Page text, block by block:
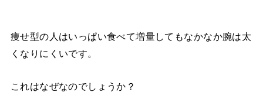
痩せ型の人はいっぱい食べて増量してもなかなか腕は太
くなりにくいです。
これはなぜなのでしょうか？